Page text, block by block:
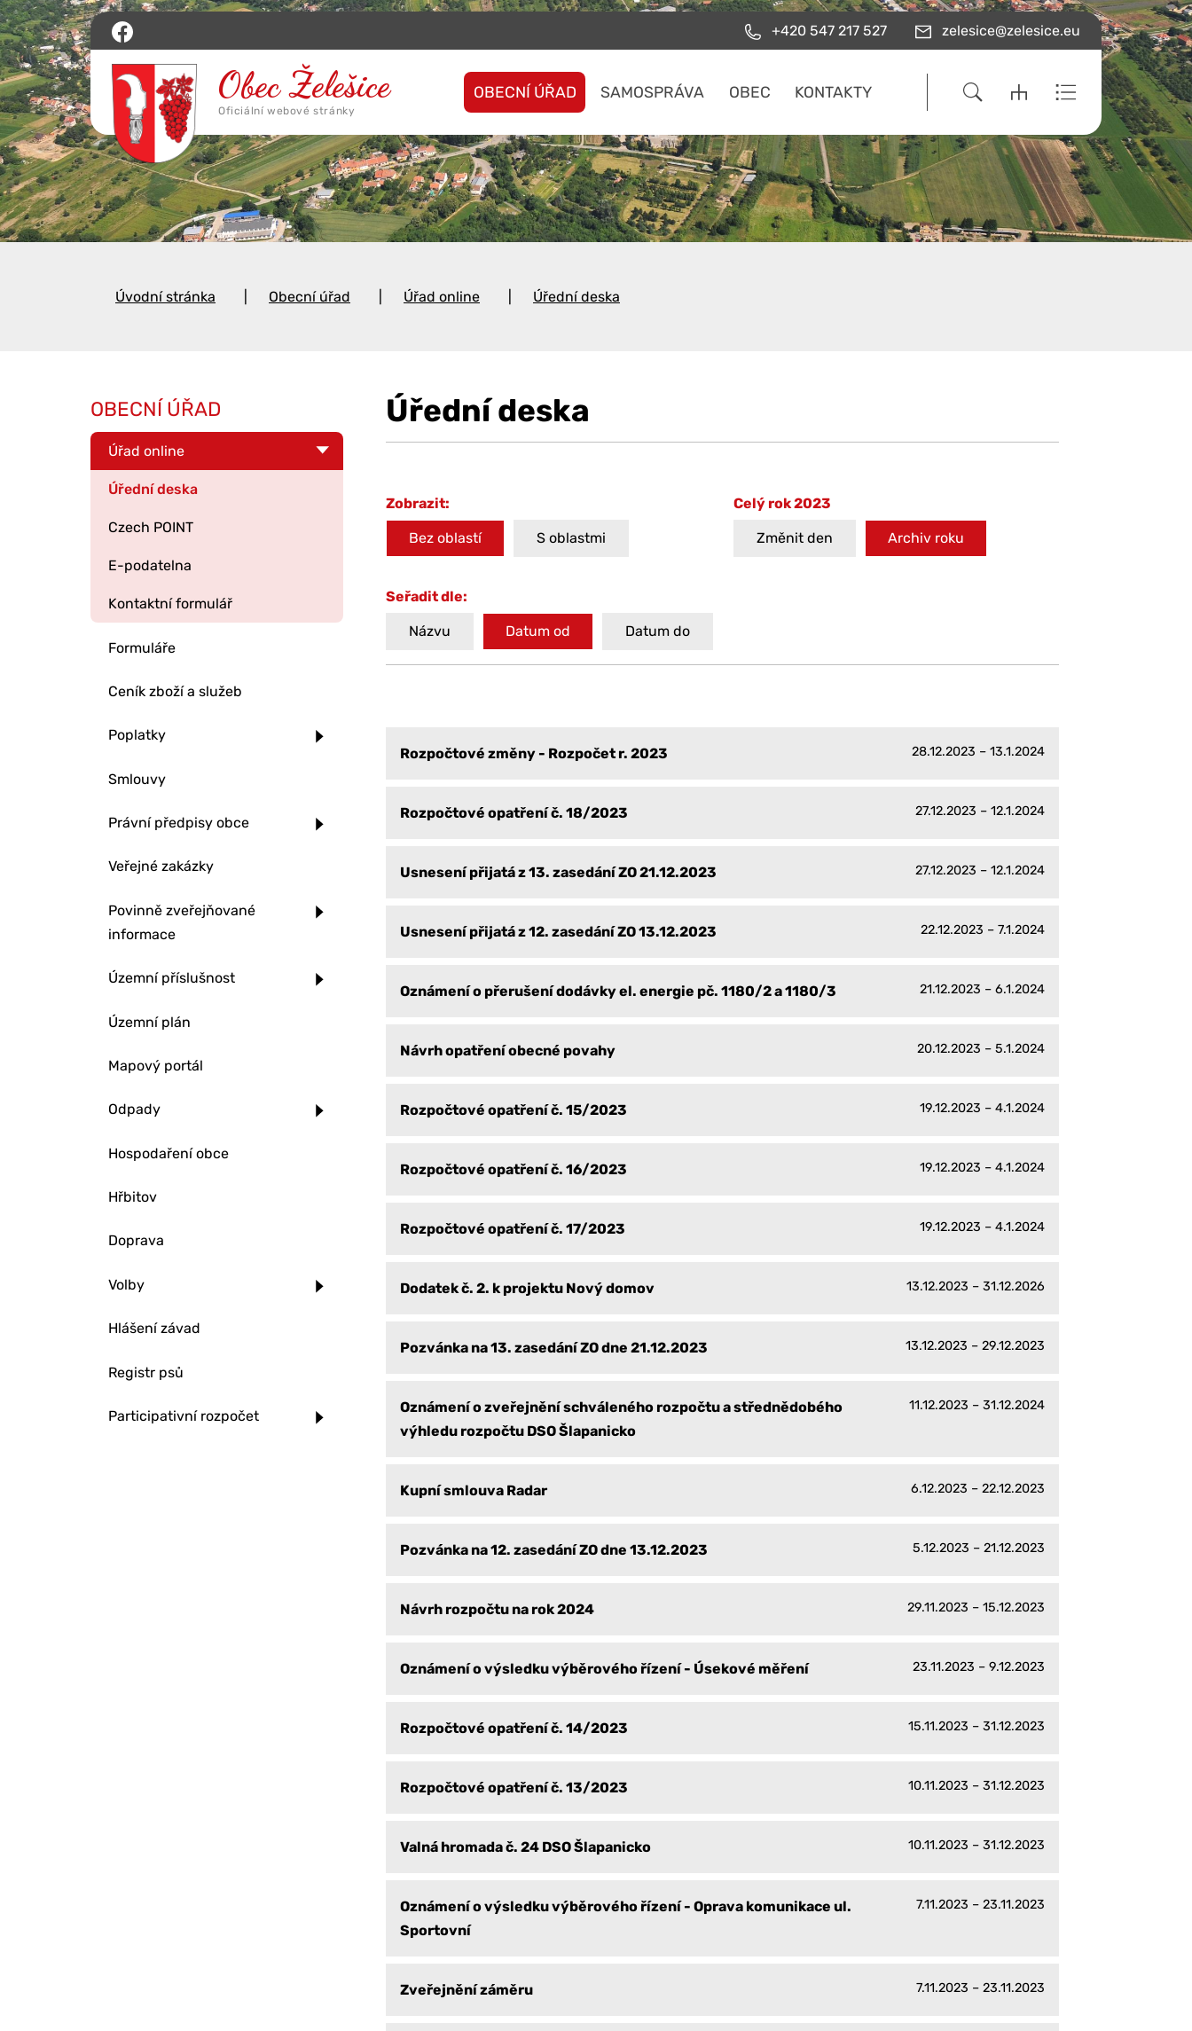
+420 547 217 527 zelesice@zelesice.eu
OBECNÍ ÚŘAD SAMOSPRÁVA OBEC KONTAKTY
Úvodní stránka Obecní úřad Úřad online Úřední deska
Úřední deska
Zobrazit:
Bez oblastí S oblastmi
Celý rok 2023
Změnit den Archiv roku
Seřadit dle:
Názvu Datum od Datum do
Rozpočtové změny - Rozpočet r. 2023 28.12.2023 – 13.1.2024
Rozpočtové opatření č. 18/2023 27.12.2023 – 12.1.2024
Usnesení přijatá z 13. zasedání ZO 21.12.2023 27.12.2023 – 12.1.2024
Usnesení přijatá z 12. zasedání ZO 13.12.2023 22.12.2023 – 7.1.2024
Oznámení o přerušení dodávky el. energie pč. 1180/2 a 1180/3 21.12.2023 – 6.1.2024
Návrh opatření obecné povahy 20.12.2023 – 5.1.2024
Rozpočtové opatření č. 15/2023 19.12.2023 – 4.1.2024
Rozpočtové opatření č. 16/2023 19.12.2023 – 4.1.2024
Rozpočtové opatření č. 17/2023 19.12.2023 – 4.1.2024
Dodatek č. 2. k projektu Nový domov 13.12.2023 – 31.12.2026
Pozvánka na 13. zasedání ZO dne 21.12.2023 13.12.2023 – 29.12.2023
Oznámení o zveřejnění schváleného rozpočtu a střednědobého
výhledu rozpočtu DSO Šlapanicko
11.12.2023 – 31.12.2024
Kupní smlouva Radar 6.12.2023 – 22.12.2023
Pozvánka na 12. zasedání ZO dne 13.12.2023 5.12.2023 – 21.12.2023
Návrh rozpočtu na rok 2024 29.11.2023 – 15.12.2023
Oznámení o výsledku výběrového řízení - Úsekové měření 23.11.2023 – 9.12.2023
Rozpočtové opatření č. 14/2023 15.11.2023 – 31.12.2023
Rozpočtové opatření č. 13/2023 10.11.2023 – 31.12.2023
Valná hromada č. 24 DSO Šlapanicko 10.11.2023 – 31.12.2023
Oznámení o výsledku výběrového řízení - Oprava komunikace ul.
Sportovní
7.11.2023 – 23.11.2023
Zveřejnění záměru 7.11.2023 – 23.11.2023
OBECNÍ ÚŘAD
Úřad online
Úřední deska
Czech POINT
E-podatelna
Kontaktní formulář
Formuláře
Ceník zboží a služeb
Poplatky
Smlouvy
Právní předpisy obce
Veřejné zakázky
Povinně zveřejňované
informace
Územní příslušnost
Územní plán
Mapový portál
Odpady
Hospodaření obce
Hřbitov
Doprava
Volby
Hlášení závad
Registr psů
Participativní rozpočet